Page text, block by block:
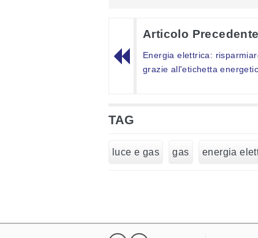
Articolo Precedente
Energia elettrica:
grazie all'etichetta
TAG
luce e gas gas energia